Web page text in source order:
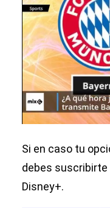
Si en caso tu
debes suscribirte
Disney+.